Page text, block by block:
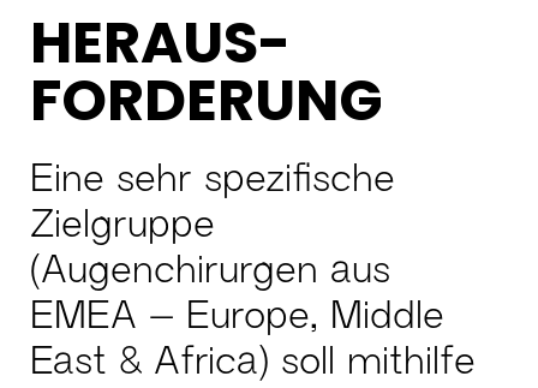
HERAUS-
FORDERUNG
Eine sehr spezifische
Zielgruppe
(Augenchirurgen aus
EMEA – Europe, Middle
East & Africa) soll mithilfe